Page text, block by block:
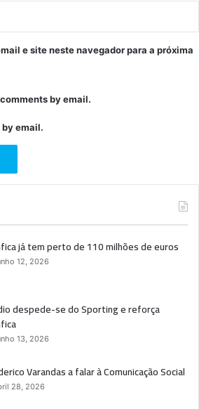
e site neste navegador para a próxima
by email.
email.
já tem perto de 110 milhões de euros
12, 2026
despede-se do Sporting e reforça
13, 2026
Varandas a falar à Comunicação Social
28, 2026